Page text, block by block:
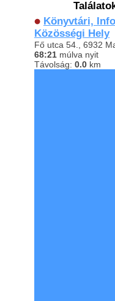
Könyvtári,
Közösségi Hely
Fő utca 54., 6932
68:21 múlva nyit
Távolság: 0.0 km